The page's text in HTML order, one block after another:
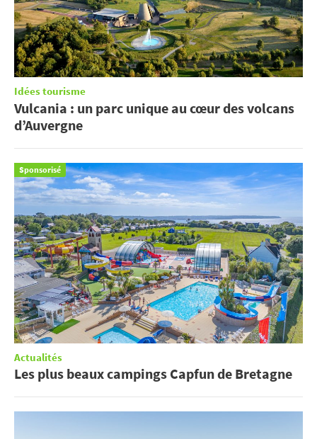
Idées tourisme
Vulcania : un parc unique au cœur des volcans
d’Auvergne
Sponsorisé
Actualités
Les plus beaux campings Capfun de Bretagne